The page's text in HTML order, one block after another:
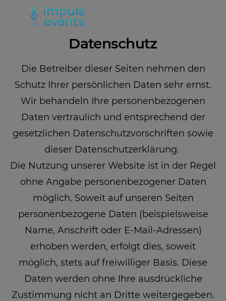
Datenschutz
Die Betreiber dieser Seiten nehmen den
Schutz Ihrer persönlichen Daten sehr ernst.
Wir behandeln Ihre personenbezogenen
Daten vertraulich und entsprechend der
gesetzlichen Datenschutzvorschriften sowie
dieser Datenschutzerklärung.
Die Nutzung unserer Website ist in der Regel
ohne Angabe personenbezogener Daten
möglich. Soweit auf unseren Seiten
personenbezogene Daten (beispielsweise
Name, Anschrift oder E-Mail-Adressen)
erhoben werden, erfolgt dies, soweit
möglich, stets auf freiwilliger Basis. Diese
Daten werden ohne Ihre ausdrückliche
Zustimmung nicht an Dritte weitergegeben.